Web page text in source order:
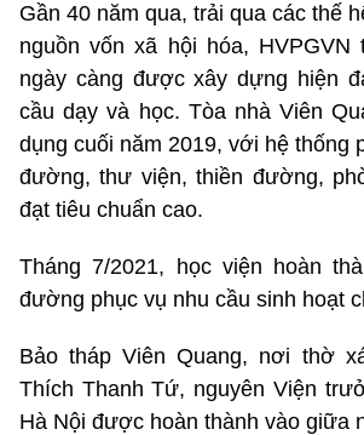
Gần 40 năm qua, trải qua các thế
nguồn vốn xã hội hóa, HVPGVN
ngày càng được xây dựng hiện
cầu dạy và học. Tòa nhà Viên
dụng cuối năm 2019, với hệ thống
đường, thư viện, thiền đường,
đạt tiêu chuẩn cao.
Tháng 7/2021, học viện hoàn
đường phục vụ nhu cầu sinh hoạt
Bảo tháp Viên Quang, nơi thờ
Thích Thanh Tứ, nguyên Viện
Hà Nội được hoàn thành vào giữa